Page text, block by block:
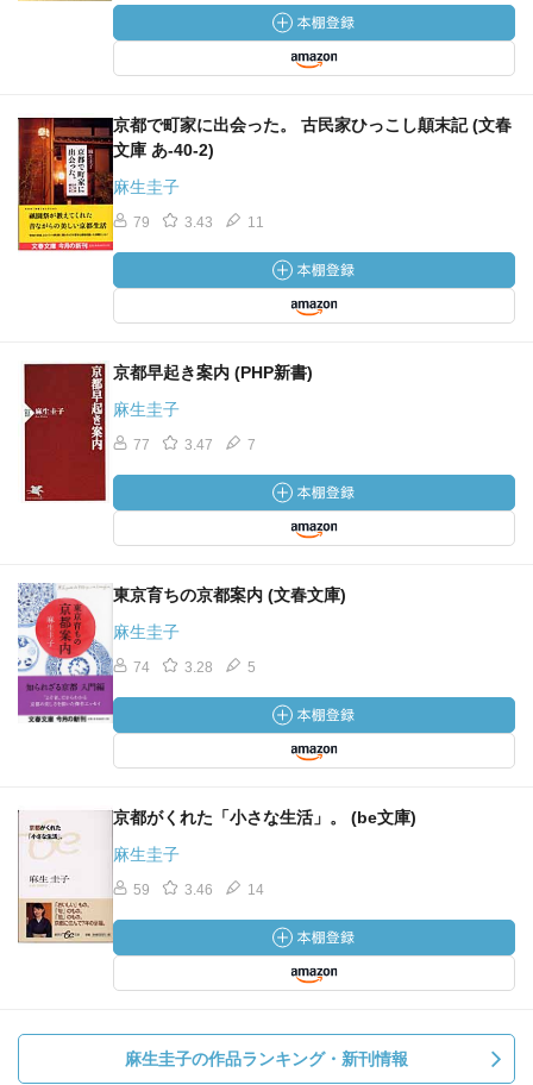
京都で町家に出会った。 古民家ひっこし顛末記 (文春
文庫 あ-40-2)
麻生圭子
79 3.43 11
京都早起き案内 (PHP新書)
麻生圭子
77 3.47 7
東京育ちの京都案内 (文春文庫)
麻生圭子
74 3.28 5
京都がくれた「小さな生活」。 (be文庫)
麻生圭子
59 3.46 14
麻生圭子の作品ランキング・新刊情報